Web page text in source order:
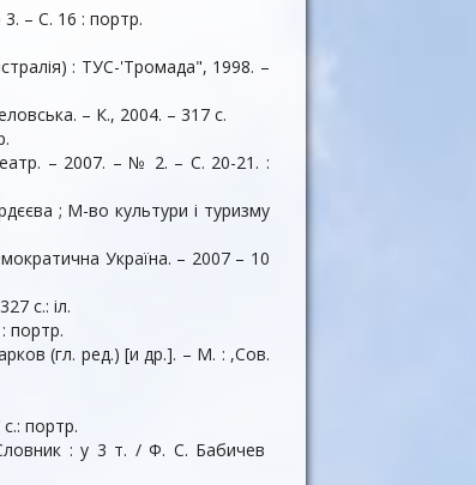
– С. 16 : портр.
: ТУС-'Тромада", 1998. –
– К., 2004. – 317 с.
– 2007. – № 2. – С. 20-21. :
; М-во культури і туризму
Україна. – 2007 – 10
с.: іл.
портр.
(гл. ред.) [и др.]. – М. : ,Сов.
портр.
Словник : у 3 т. / Ф. С. Бабичев